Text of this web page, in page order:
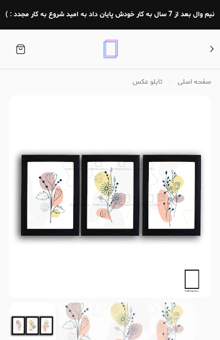
نیم وال بعد از 7 سال به کار خودش پایان داد به امید شروع به کار مجدد : )
صفحه اصلی تابلو عکس